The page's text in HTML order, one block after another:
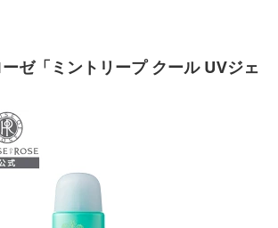
ゼ「ミントリープ クール UVジェ